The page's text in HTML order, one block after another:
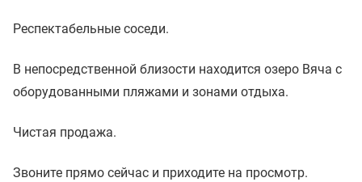
Респектабельные соседи.
В непосредственной близости находится озеро Вяча с
оборудованными пляжами и зонами отдыха.
Чистая продажа.
Звоните прямо сейчас и приходите на просмотр.